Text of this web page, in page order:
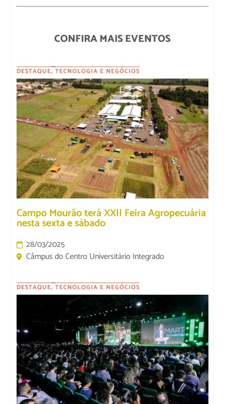
CONFIRA MAIS EVENTOS
DESTAQUE,TECNOLOGIA E NEGÓCIOS
Campo Mourão terá XXII Feira Agropecuária
nesta sexta e sábado
28/03/2025
Câmpus do Centro Universitário Integrado
DESTAQUE,TECNOLOGIA E NEGÓCIOS